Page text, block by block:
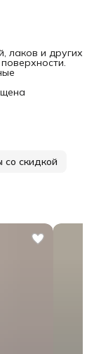
лаков и других
со скидкой